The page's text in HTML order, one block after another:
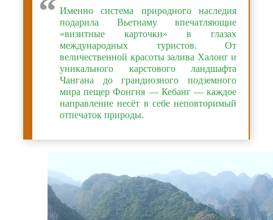
Именно система природного наследия
подарила Вьетнаму впечатляющие
«визитные карточки» в глазах
международных туристов. От
величественной красоты залива Халонг и
уникального карстового ландшафта
Чангана до грандиозного подземного
мира пещер Фонгня — Кебанг — каждое
направление несёт в себе неповторимый
отпечаток природы.